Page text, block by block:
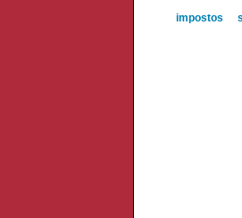
impostos